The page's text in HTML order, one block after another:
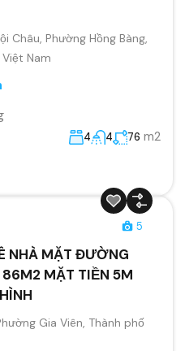
Châu, Phường Hồng Bàng,
Nam
4 4 76 m2
5
NHÀ MẶT ĐƯỜNG
86M2 MẶT TIỀN 5M
Gia Viên, Thành phố